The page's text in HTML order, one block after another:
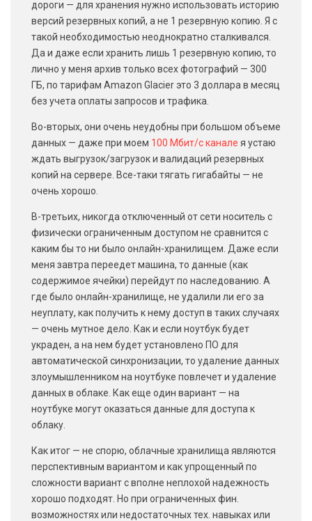
дороги — для хранения нужно использовать историю
версий резервных копий, а не 1 резервную копию. Я с
такой необходимостью неоднократно сталкивался.
Да и даже если хранить лишь 1 резервную копию, то
лично у меня архив только всех фотографий — 300
ГБ, по тарифам Amazon Glacier это 3 доллара в месяц
без учета оплаты запросов и трафика.
Во-вторых, они очень неудобны при большом объеме
данных — даже при моем 100 Мбит/с канале я устаю
ждать выгрузок/загрузок и валидаций резервных
копий на сервере. Все-таки тягать гигабайты — не
очень хорошо.
В-третьих, никогда отключенный от сети носитель с
физически ограниченным доступом не сравнится с
каким бы то ни было онлайн-хранилищем. Даже если
меня завтра переедет машина, то данные (как
содержимое ячейки) перейдут по наследованию. А
где было онлайн-хранилище, не удалили ли его за
неуплату, как получить к нему доступ в таких случаях
— очень мутное дело. Как и если ноутбук будет
украден, а на нем будет установлено ПО для
автоматической синхронизации, то удаление данных
злоумышленником на ноутбуке повлечет и удаление
данных в облаке. Как еще один вариант — на
ноутбуке могут оказаться данные для доступа к
облаку.
Как итог — не спорю, облачные хранилища являются
перспективным вариантом и как упрощенный по
сложности вариант с вполне неплохой надежность
хорошо подходят. Но при ограниченных фин.
возможностях или недостаточных тех. навыках или